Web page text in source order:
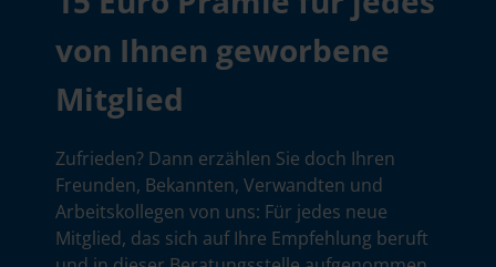
von Ihnen geworbene
Mitglied
Zufrieden? Dann erzählen Sie doch Ihren
Freunden, Bekannten, Verwandten und
Arbeitskollegen von uns: Für jedes neue
Mitglied, das sich auf Ihre Empfehlung beruft